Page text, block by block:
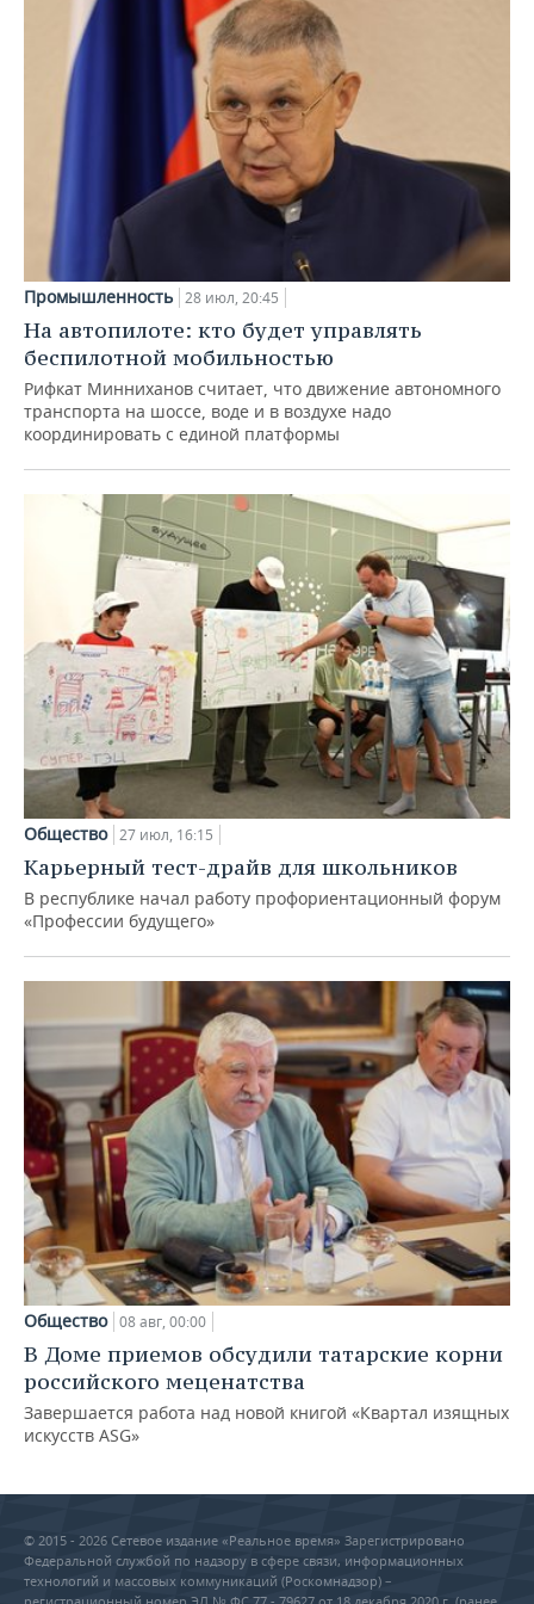
Промышленность 28 июл, 20:45
На автопилоте: кто будет управлять
беспилотной мобильностью
Рифкат Минниханов считает, что движение автономного
транспорта на шоссе, воде и в воздухе надо
координировать с единой платформы
Общество 27 июл, 16:15
Карьерный тест-драйв для школьников
В республике начал работу профориентационный форум
«Профессии будущего»
Общество 08 авг, 00:00
В Доме приемов обсудили татарские корни
российского меценатства
Завершается работа над новой книгой «Квартал изящных
искусств ASG»
© 2015 - 2026 Сетевое издание «Реальное время» Зарегистрировано
Федеральной службой по надзору в сфере связи, информационных
технологий и массовых коммуникаций (Роскомнадзор) –